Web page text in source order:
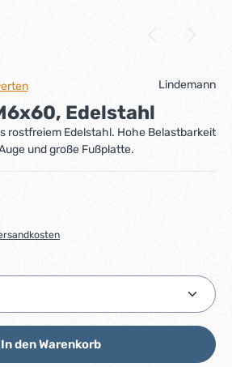
von 0 von 5 Sternen
Lindemann
Edelstahl
rostfreiem Edelstahl. Hohe Belastbarkeit
und große Fußplatte.
den gewünschten Wert ein
In den Warenkorb